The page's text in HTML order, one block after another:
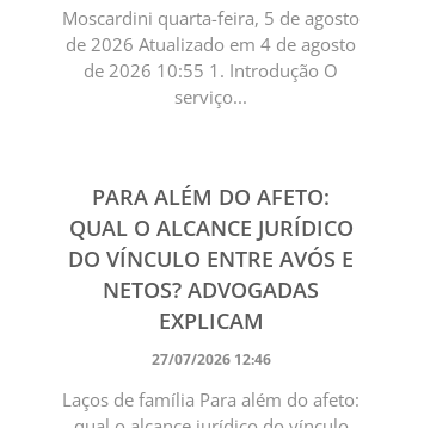
Moscardini quarta-feira, 5 de agosto
de 2026 Atualizado em 4 de agosto
de 2026 10:55 1. Introdução O
serviço...
PARA ALÉM DO AFETO:
QUAL O ALCANCE JURÍDICO
DO VÍNCULO ENTRE AVÓS E
NETOS? ADVOGADAS
EXPLICAM
27/07/2026 12:46
Laços de família Para além do afeto: